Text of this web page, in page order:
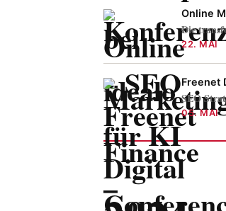
Online
Die
22. MAI
Freenet
SEO
05. MAI